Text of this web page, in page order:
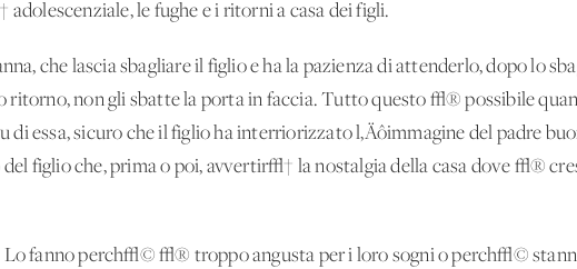
le fughe e i ritorni a casa dei figli.
che lascia sbagliare il figlio e ha la pazienza di attenderlo, dopo lo
ritorno, non gli sbatte la porta in faccia. Tutto questo √® possibile
essa, sicuro che il figlio ha interriorizzato l‚Äôimmagine del padre
figlio che, prima o poi, avvertir√† la nostalgia della casa dove √®
Lo fanno perch√© √® troppo angusta per i loro sogni o perch√©